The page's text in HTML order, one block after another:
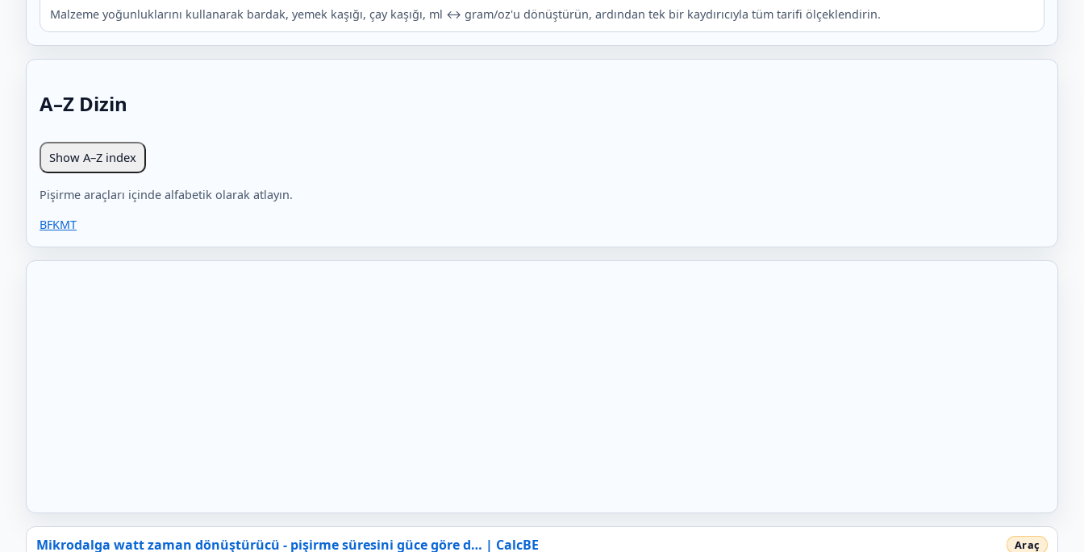
Malzeme yoğunluklarını kullanarak bardak, yemek kaşığı, çay kaşığı, ml ↔ gram/oz'u dönüştürün, ardından tek bir kaydırıcıyla tüm tarifi ölçeklendirin.
A–Z Dizin
Show A–Z index
Pişirme araçları içinde alfabetik olarak atlayın.
BFKMT
Mikrodalga watt zaman dönüştürücü - pişirme süresini güce göre d… | CalcBE